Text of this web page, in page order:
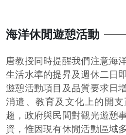
海洋休閒遊憩活動
唐教授同時提醒我們注意海
生活水準的提昇及週休二日
遊憩活動項目及品質要求日
消遣、教育及文化上的開
趨，政府與民間對觀光遊憩
資，惟因現有休閒活動區域